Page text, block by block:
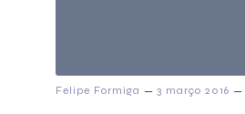
Felipe Formiga – 3 março 2016 –